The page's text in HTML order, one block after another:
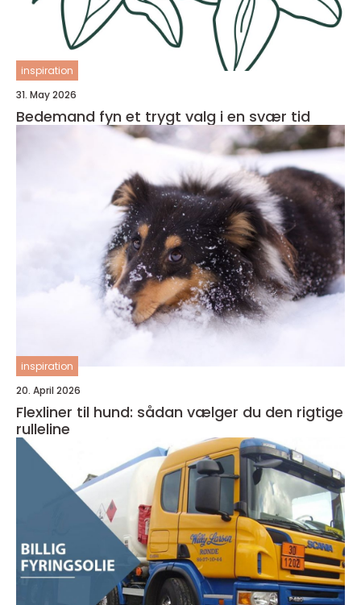
inspiration
31. May 2026
Bedemand fyn et trygt valg i en svær tid
inspiration
20. April 2026
Flexliner til hund: sådan vælger du den rigtige
rulleline